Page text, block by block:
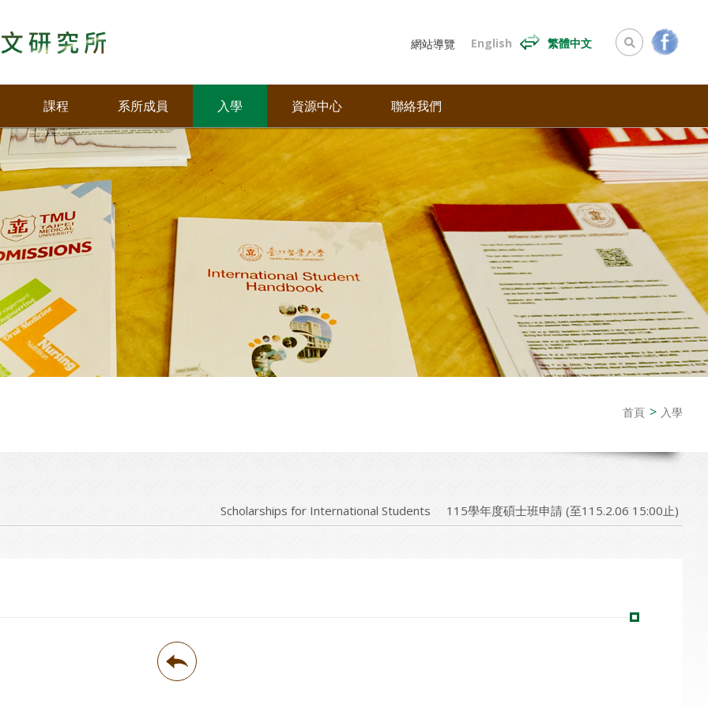
網站導覽 English 繁體中文
課程 系所成員 入學 資源中心 聯絡我們
首頁 入學
Scholarships for International Students 115學年度碩士班申請 (至115.2.06 15:00止)